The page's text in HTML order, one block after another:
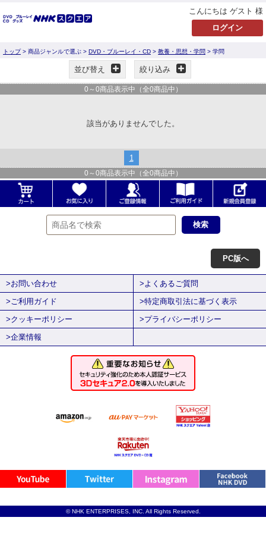
こんにちは ゲスト 様
トップ> 商品ジャンルで選ぶ > DVD・ブルーレイ・CD > 教養・思想・学問 > 学問
並び替え 絞り込み
0 ～ 0商品表示中（全0商品中）
該当がありませんでした。
1
0 ～ 0商品表示中（全0商品中）
PC版へ
>お問い合わせ
>よくあるご質問
>ご利用ガイド
>特定商取引法に基づく表示
>クッキーポリシー
>プライバシーポリシー
>企業情報
© NHK ENTERPRISES, INC. All Rights Reserved.